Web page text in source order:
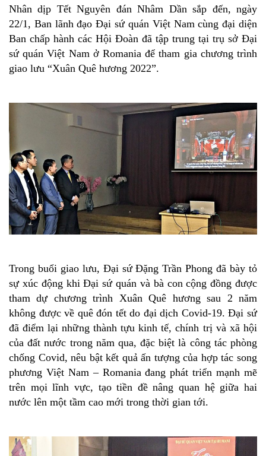
Nhân dịp Tết Nguyên đán Nhâm Dần sắp đến, ngày
22/1, Ban lãnh đạo Đại sứ quán Việt Nam cùng đại diện
Ban chấp hành các Hội Đoàn đã tập trung tại trụ sở Đại
sứ quán Việt Nam ở Romania để tham gia chương trình
giao lưu “Xuân Quê hương 2022”.
Trong buổi giao lưu, Đại sứ Đặng Trần Phong đã bày tỏ
sự xúc động khi Đại sứ quán và bà con cộng đồng được
tham dự chương trình Xuân Quê hương sau 2 năm
không được về quê đón tết do đại dịch Covid-19. Đại sứ
đã điểm lại những thành tựu kinh tế, chính trị và xã hội
của đất nước trong năm qua, đặc biệt là công tác phòng
chống Covid, nêu bật kết quả ấn tượng của hợp tác song
phương Việt Nam – Romania đang phát triển mạnh mẽ
trên mọi lĩnh vực, tạo tiền đề nâng quan hệ giữa hai
nước lên một tầm cao mới trong thời gian tới.